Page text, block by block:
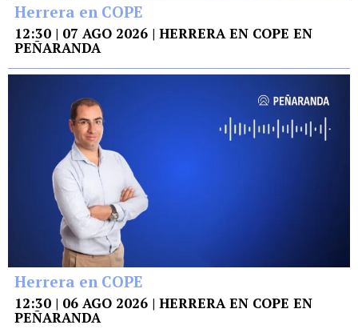
Herrera en COPE
12:30 | 07 AGO 2026 | HERRERA EN COPE EN
PEÑARANDA
Herrera en COPE
12:30 | 06 AGO 2026 | HERRERA EN COPE EN
PEÑARANDA